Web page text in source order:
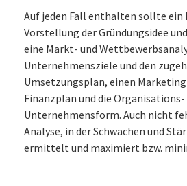
Auf jeden Fall enthalten sollte ein
Vorstellung der Gründungsidee
eine Markt- und
Unternehmensziele und den
Umsetzungsplan, einen
Finanzplan und die Organisations-
Unternehmensform. Auch nicht
Analyse, in der Schwächen und
ermittelt und maximiert bzw.